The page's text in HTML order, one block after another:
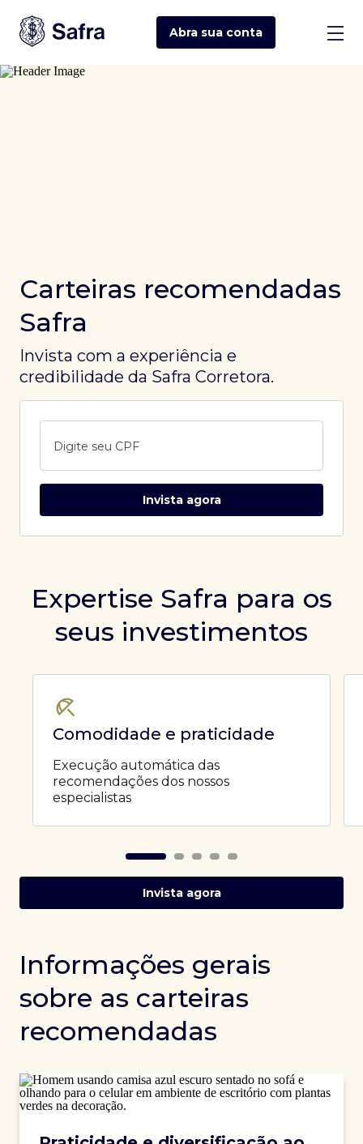
Abra sua conta
Carteiras recomendadas
Safra
Invista com a experiência e
credibilidade da Safra Corretora.
Digite seu CPF
Invista agora
Expertise Safra para os
seus investimentos
Comodidade e praticidade
Execução automática das
recomendações dos nossos
especialistas
Invista agora
Informações gerais
sobre as carteiras
recomendadas